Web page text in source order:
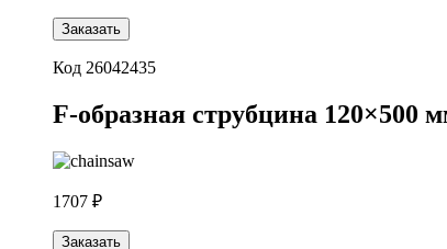
Заказать
Код 26042435
F-образная струбцина 120×500
1707 ₽
Заказать